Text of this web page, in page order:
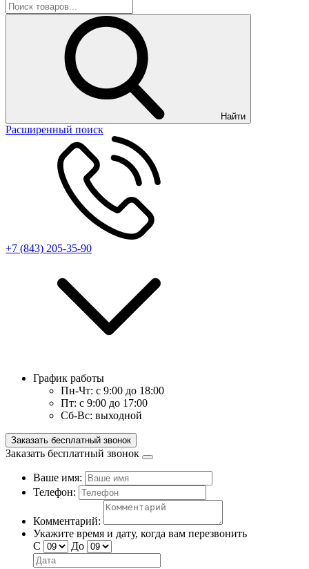
Найти
Расширенный поиск
+7 (843) 205-35-90
График работы
Пн-Чт: с 9:00 до 18:00
Пт: с 9:00 до 17:00
Сб-Вс: выходной
Заказать бесплатный звонок
Заказать бесплатный звонок
Ваше имя:
Телефон:
Комментарий:
Укажите время и дату, когда вам перезвонить
С
До